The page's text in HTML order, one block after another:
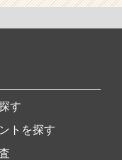
す
トを探す